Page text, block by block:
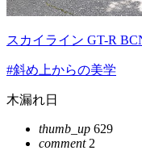
スカイライン GT-R
#斜め上からの美学
木漏れ日
thumb_up 629
comment2